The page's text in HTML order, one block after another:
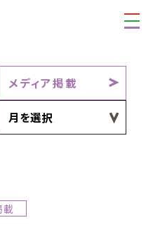
メディア掲載
載